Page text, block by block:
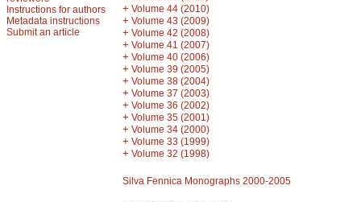
Instructions for authors
Metadata instructions
Submit an article
+ Volume 44 (2010)
+ Volume 43 (2009)
+ Volume 42 (2008)
+ Volume 41 (2007)
+ Volume 40 (2006)
+ Volume 39 (2005)
+ Volume 38 (2004)
+ Volume 37 (2003)
+ Volume 36 (2002)
+ Volume 35 (2001)
+ Volume 34 (2000)
+ Volume 33 (1999)
+ Volume 32 (1998)
Silva Fennica Monographs 2000-2005